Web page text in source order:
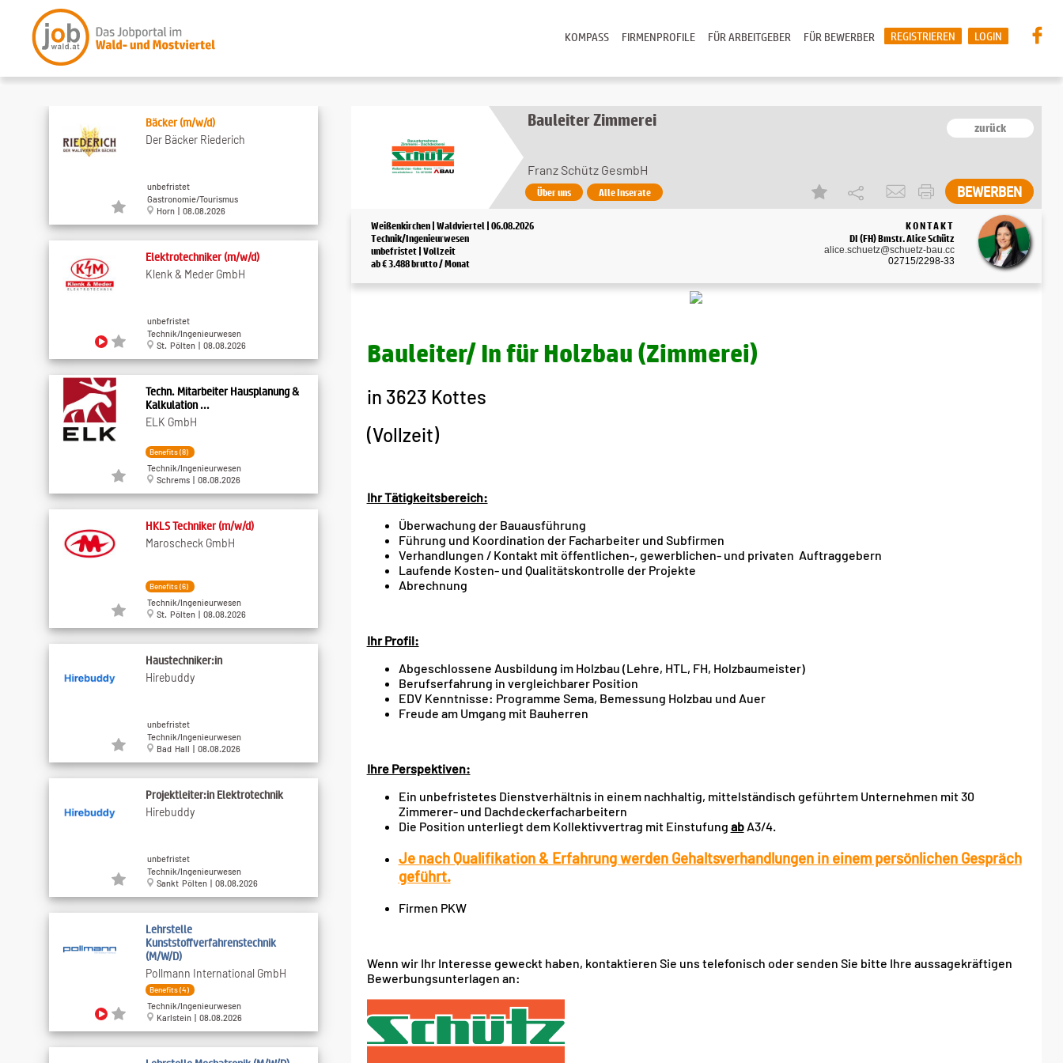
LOGIN
REGISTRIEREN
FÜR BEWERBER
FÜR ARBEITGEBER
FIRMENPROFILE
KOMPASS
Bauleiter Zimmerei zurück
Franz Schütz GesmbH
Über uns Alle Inserate BEWERBEN
Weißenkirchen | Waldviertel | 06.08.2026
Technik/Ingenieurwesen
unbefristet | Vollzeit
ab € 3.488 brutto / Monat
KONTAKT
DI (FH) Bmstr. Alice Schütz
alice.schuetz@schuetz-bau.cc
02715/2298-33
Bauleiter/ In für Holzbau (Zimmerei)
in 3623 Kottes
(Vollzeit)
Ihr Tätigkeitsbereich:
Überwachung der Bauausführung
Führung und Koordination der Facharbeiter und Subfirmen
Verhandlungen / Kontakt mit öffentlichen-, gewerblichen- und privaten Auftraggebern
Laufende Kosten- und Qualitätskontrolle der Projekte
Abrechnung
Ihr Profil:
Abgeschlossene Ausbildung im Holzbau (Lehre, HTL, FH, Holzbaumeister)
Berufserfahrung in vergleichbarer Position
EDV Kenntnisse: Programme Sema, Bemessung Holzbau und Auer
Freude am Umgang mit Bauherren
Ihre Perspektiven:
Ein unbefristetes Dienstverhältnis in einem nachhaltig, mittelständisch geführtem Unternehmen mit 30
Zimmerer- und Dachdeckerfacharbeitern
Die Position unterliegt dem Kollektivvertrag mit Einstufung abA3/4.
Je nach Qualifikation & Erfahrung werden Gehaltsverhandlungen in einem persönlichen Gespräch
geführt.
Firmen PKW
Wenn wir Ihr Interesse geweckt haben, kontaktieren Sie uns telefonisch oder senden Sie bitte Ihre aussagekräftigen
Bewerbungsunterlagen an:
Bäcker (m/w/d)
Der Bäcker Riederich
unbefristet
Gastronomie/Tourismus
Horn | 08.08.2026
Elektrotechniker (m/w/d)
Klenk & Meder GmbH
unbefristet
Technik/Ingenieurwesen
St. Pölten | 08.08.2026
Techn. Mitarbeiter Hausplanung &
Kalkulation ...
ELK GmbH
Benefits (8)
Technik/Ingenieurwesen
Schrems | 08.08.2026
HKLS Techniker (m/w/d)
Maroscheck GmbH
Benefits (6)
Technik/Ingenieurwesen
St. Pölten | 08.08.2026
Haustechniker:in
Hirebuddy
unbefristet
Technik/Ingenieurwesen
Bad Hall | 08.08.2026
Projektleiter:in Elektrotechnik
Hirebuddy
unbefristet
Technik/Ingenieurwesen
Sankt Pölten | 08.08.2026
Lehrstelle
Kunststoffverfahrenstechnik
(M/W/D)
Pollmann International GmbH
Benefits (4)
Technik/Ingenieurwesen
Karlstein | 08.08.2026